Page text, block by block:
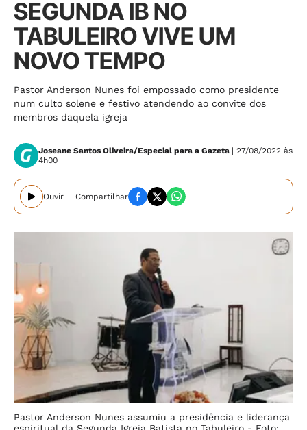
SEGUNDA IB NO
TABULEIRO VIVE UM
NOVO TEMPO
Pastor Anderson Nunes foi empossado como presidente
num culto solene e festivo atendendo ao convite dos
membros daquela igreja
Joseane Santos Oliveira/Especial para a Gazeta | 27/08/2022 às
4h00
Ouvir Compartilhar
Pastor Anderson Nunes assumiu a presidência e liderança